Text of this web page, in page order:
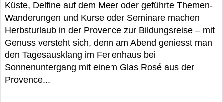
Küste, Delfine auf dem Meer oder geführte Themen-
Wanderungen und Kurse oder Seminare machen
Herbsturlaub in der Provence zur Bildungsreise – mit
Genuss versteht sich, denn am Abend geniesst man
den Tagesausklang im Ferienhaus bei
Sonnenuntergang mit einem Glas Rosé aus der
Provence...